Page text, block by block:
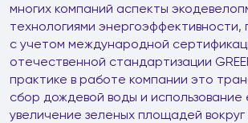
многих компаний аспекты
технологиями энергоэффективности,
с учетом международной
отечественной стандартизации
практике в работе компании это
сбор дождевой воды и использование
увеличение зеленых площадей вокруг